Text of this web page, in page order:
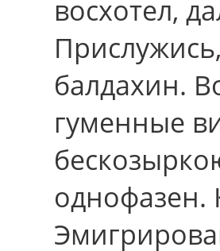
восхотел,
балдахин.
гуменные
однофазен.